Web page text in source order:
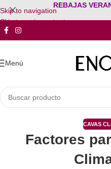
Skip to navigation
Skip to main content
REBAJAS
Menú
CAVAS
Factores